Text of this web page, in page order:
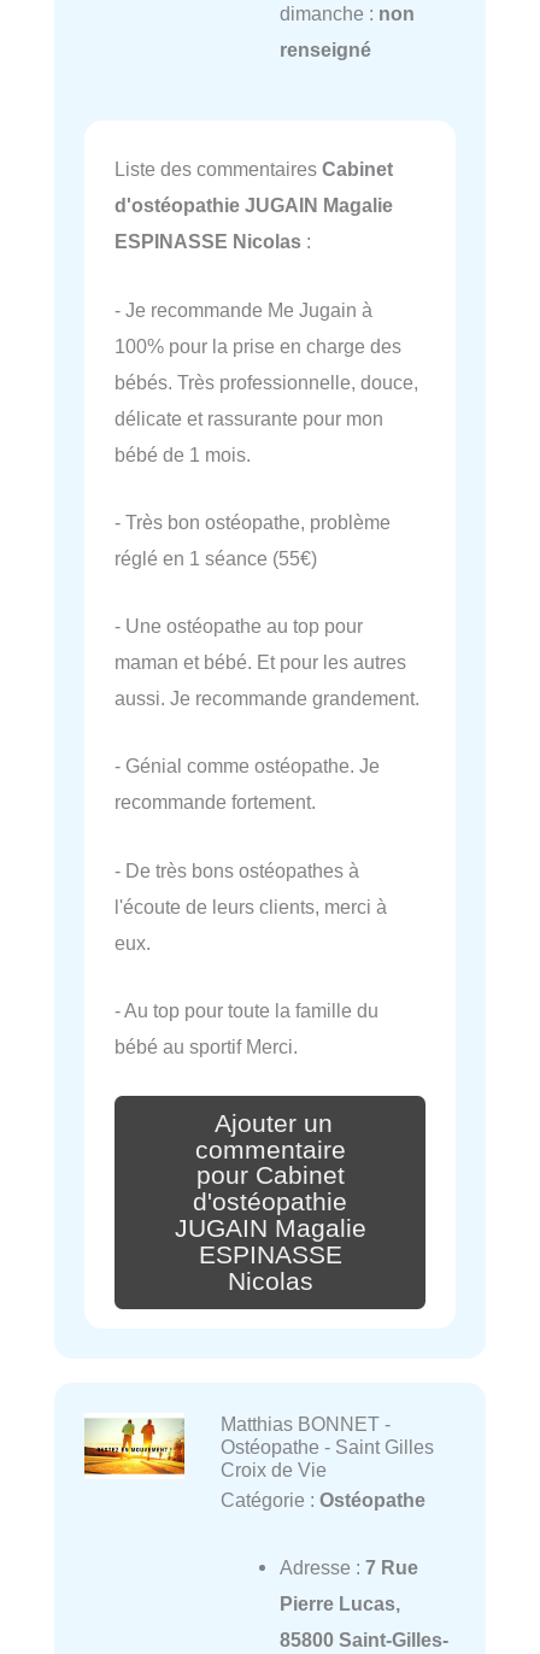
dimanche : non
renseigné
Liste des commentaires Cabinet
d'ostéopathie JUGAIN Magalie
ESPINASSE Nicolas :
- Je recommande Me Jugain à
100% pour la prise en charge des
bébés. Très professionnelle, douce,
délicate et rassurante pour mon
bébé de 1 mois.
- Très bon ostéopathe, problème
réglé en 1 séance (55€)
- Une ostéopathe au top pour
maman et bébé. Et pour les autres
aussi. Je recommande grandement.
- Génial comme ostéopathe. Je
recommande fortement.
- De très bons ostéopathes à
l'écoute de leurs clients, merci à
eux.
- Au top pour toute la famille du
bébé au sportif Merci.
Ajouter un
commentaire
pour Cabinet
d'ostéopathie
JUGAIN Magalie
ESPINASSE
Nicolas
Matthias BONNET -
Ostéopathe - Saint Gilles
Croix de Vie
Catégorie : Ostéopathe
Adresse : 7 Rue
Pierre Lucas,
85800 Saint-Gilles-